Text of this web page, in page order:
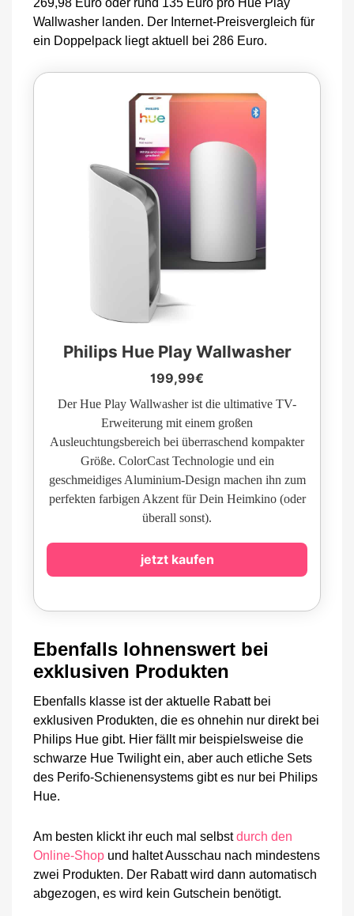
269,98 Euro oder rund 135 Euro pro Hue Play
Wallwasher landen. Der Internet-Preisvergleich für
ein Doppelpack liegt aktuell bei 286 Euro.
Philips Hue Play Wallwasher
199,99€
Der Hue Play Wallwasher ist die ultimative TV-
Erweiterung mit einem großen
Ausleuchtungsbereich bei überraschend kompakter
Größe. ColorCast Technologie und ein
geschmeidiges Aluminium-Design machen ihn zum
perfekten farbigen Akzent für Dein Heimkino (oder
überall sonst).
jetzt kaufen
Ebenfalls lohnenswert bei
exklusiven Produkten
Ebenfalls klasse ist der aktuelle Rabatt bei
exklusiven Produkten, die es ohnehin nur direkt bei
Philips Hue gibt. Hier fällt mir beispielsweise die
schwarze Hue Twilight ein, aber auch etliche Sets
des Perifo-Schienensystems gibt es nur bei Philips
Hue.
Am besten klickt ihr euch mal selbstdurch den
Online-Shop und haltet Ausschau nach mindestens
zwei Produkten. Der Rabatt wird dann automatisch
abgezogen, es wird kein Gutschein benötigt.